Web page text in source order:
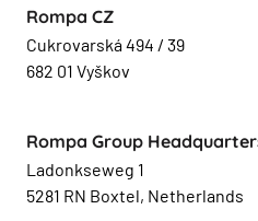
Rompa CZ
Cukrovarská 494 / 39
682 01 Vyškov
Rompa Group
Ladonkseweg 1
5281 RN Boxtel, Netherlands